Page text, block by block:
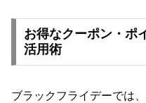
お得なクーポン・ポ
活用術
ブラックフライデーでは